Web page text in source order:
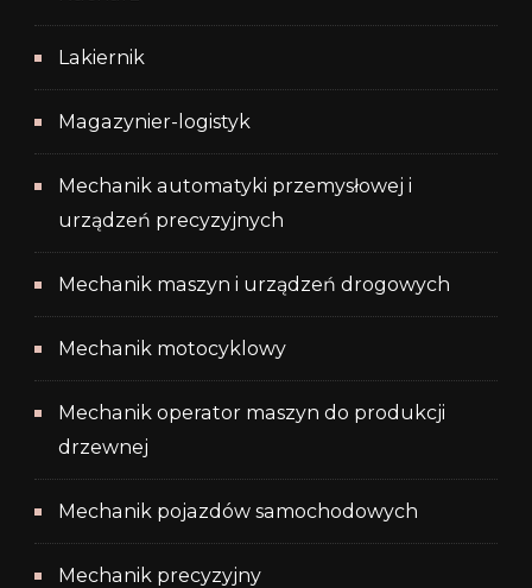
Lakiernik
Magazynier-logistyk
Mechanik automatyki przemysłowej i
urządzeń precyzyjnych
Mechanik maszyn i urządzeń drogowych
Mechanik motocyklowy
Mechanik operator maszyn do produkcji
drzewnej
Mechanik pojazdów samochodowych
Mechanik precyzyjny